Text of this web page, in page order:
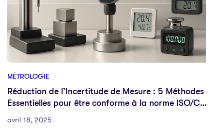
MÉTROLOGIE
Réduction de l’Incertitude de Mesure : 5 Méthodes
Essentielles pour être conforme à la norme ISO/CEI
avril 18, 2025